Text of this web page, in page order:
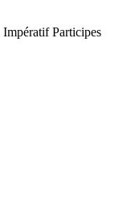
Impératif Participes